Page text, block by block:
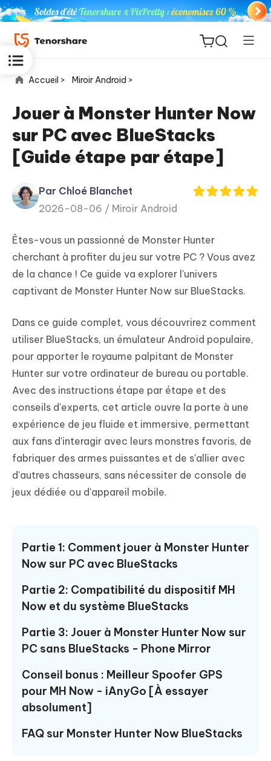
ReiBoot
for iOS
PDNob
PDF
New
iAnyGo
Accueil > Miroir Android >
Jouer à Monster Hunter Now
sur PC avec BlueStacks
[Guide étape par étape]
Par Chloé Blanchet
2026-08-06 / Miroir Android
Êtes-vous un passionné de Monster Hunter
cherchant à profiter du jeu sur votre PC ? Vous avez
de la chance ! Ce guide va explorer l'univers
captivant de Monster Hunter Now sur BlueStacks.
Dans ce guide complet, vous découvrirez comment
utiliser BlueStacks, un émulateur Android populaire,
pour apporter le royaume palpitant de Monster
Hunter sur votre ordinateur de bureau ou portable.
Avec des instructions étape par étape et des
conseils d'experts, cet article ouvre la porte à une
expérience de jeu fluide et immersive, permettant
aux fans d'interagir avec leurs monstres favoris, de
fabriquer des armes puissantes et de s'allier avec
d'autres chasseurs, sans nécessiter de console de
jeux dédiée ou d'appareil mobile.
Partie 1: Comment jouer à Monster Hunter
Now sur PC avec BlueStacks
Partie 2: Compatibilité du dispositif MH
Now et du système BlueStacks
Partie 3: Jouer à Monster Hunter Now sur
PC sans BlueStacks - Phone Mirror
Conseil bonus : Meilleur Spoofer GPS
pour MH Now - iAnyGo [À essayer
absolument]
FAQ sur Monster Hunter Now BlueStacks